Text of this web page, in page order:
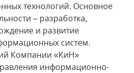
технологий. Основное
– разработка,
и развитие
систем.
Компании «КиН»
информационно-